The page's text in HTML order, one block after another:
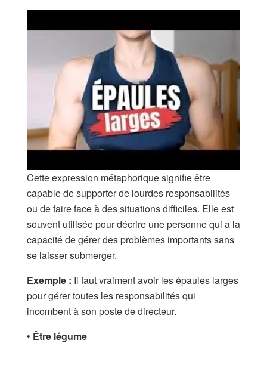
Cette expression métaphorique signifie être
capable de supporter de lourdes responsabilités
ou de faire face à des situations difficiles. Elle est
souvent utilisée pour décrire une personne qui a la
capacité de gérer des problèmes importants sans
se laisser submerger.
Exemple : Il faut vraiment avoir les épaules larges
pour gérer toutes les responsabilités qui
incombent à son poste de directeur.
• Être légume